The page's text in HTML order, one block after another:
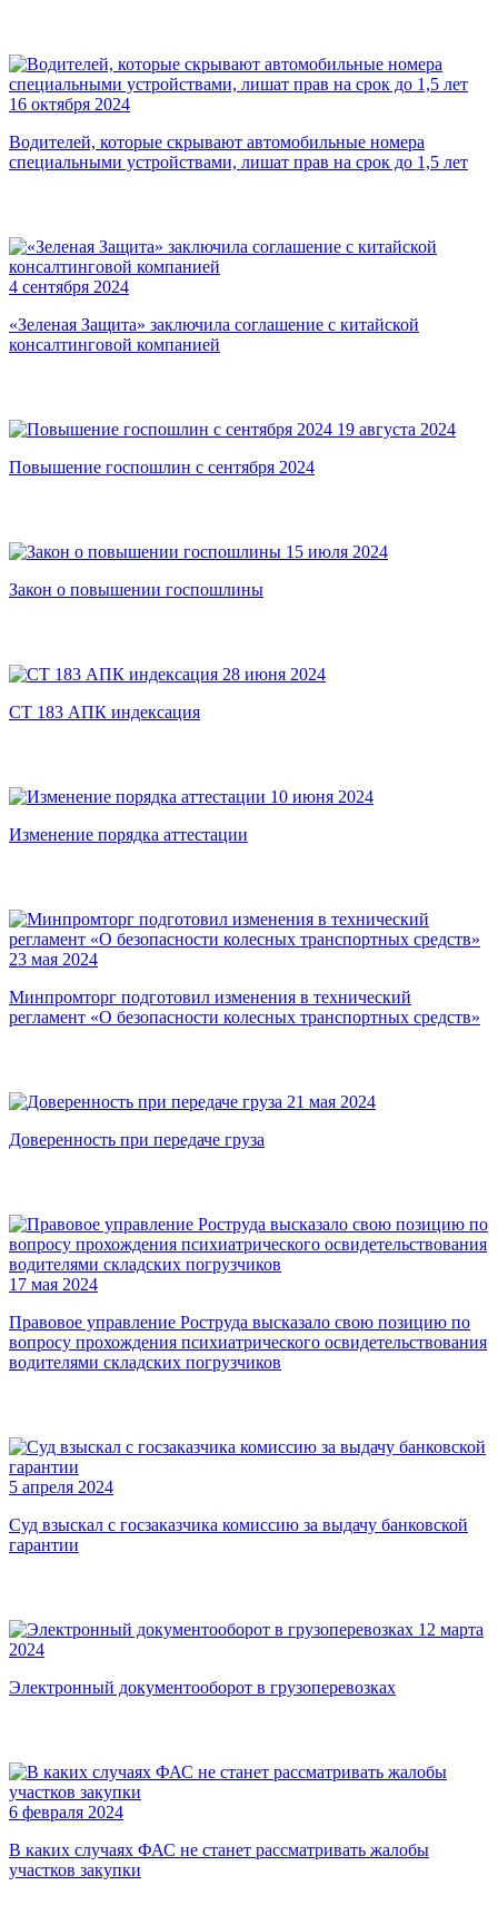
16 октября 2024
Водителей, которые скрывают автомобильные номера
специальными устройствами, лишат прав на срок до 1,5 лет
4 сентября 2024
«Зеленая Защита» заключила соглашение с китайской
консалтинговой компанией
19 августа 2024
Повышение госпошлин с сентября 2024
15 июля 2024
Закон о повышении госпошлины
28 июня 2024
СТ 183 АПК индексация
10 июня 2024
Изменение порядка аттестации
23 мая 2024
Минпромторг подготовил изменения в технический
регламент «О безопасности колесных транспортных средств»
21 мая 2024
Доверенность при передаче груза
17 мая 2024
Правовое управление Роструда высказало свою позицию по
вопросу прохождения психиатрического освидетельствования
водителями складских погрузчиков
5 апреля 2024
Суд взыскал с госзаказчика комиссию за выдачу банковской
гарантии
12 марта
2024
Электронный документооборот в грузоперевозках
6 февраля 2024
В каких случаях ФАС не станет рассматривать жалобы
участков закупки